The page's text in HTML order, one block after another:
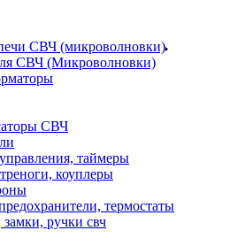
СВЧ (микроволновки)
СВЧ (Микроволновки)
СВЧ
таймеры
коуплеры
термостаты
ручки свч